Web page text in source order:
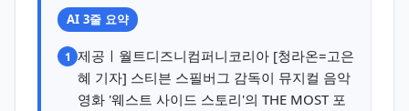
AI 3줄 요약
1 제공ㅣ월트디즈니컴퍼니코리아 [청라온=고은
혜 기자] 스티븐 스필버그 감독이 뮤지컬 음악
영화 '웨스트 사이드 스토리'의 THE MOST 포